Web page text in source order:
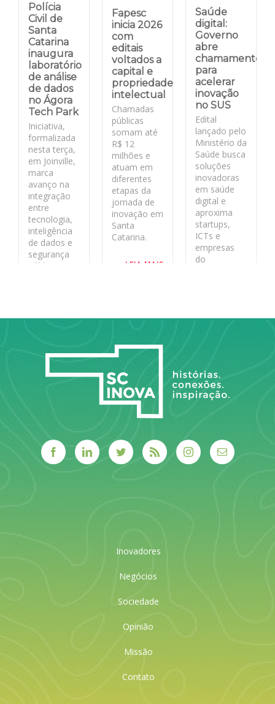
Polícia
Civil de
Santa
Catarina
inaugura
laboratório
de análise
de dados
no Ágora
Tech Park
Iniciativa,
formalizada
nesta terça,
em Joinville,
marca
avanço na
integração
entre
tecnologia,
inteligência
de dados e
segurança
pública no
Fapesc
inicia 2026
com
editais
voltados a
capital e
propriedade
intelectual
Chamadas
públicas
somam até
R$ 12
milhões e
atuam em
diferentes
etapas da
jornada de
inovação em
Santa
Catarina.
LEIA MAIS
Saúde
digital:
Governo
abre
chamamento
para
acelerar
inovação
no SUS
Edital
lançado pelo
Ministério da
Saúde busca
soluções
inovadoras
em saúde
digital e
aproxima
startups,
ICTs e
empresas
do
sistema
Inovadores
Negócios
Sociedade
Opinião
Missão
Contato